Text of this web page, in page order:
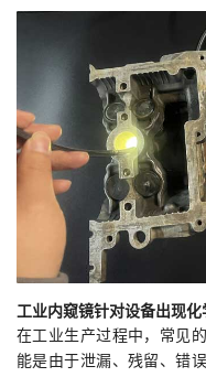
工业内窥镜针对设备出现化
在工业生产过程中，常见
能是由于泄漏、残留、错